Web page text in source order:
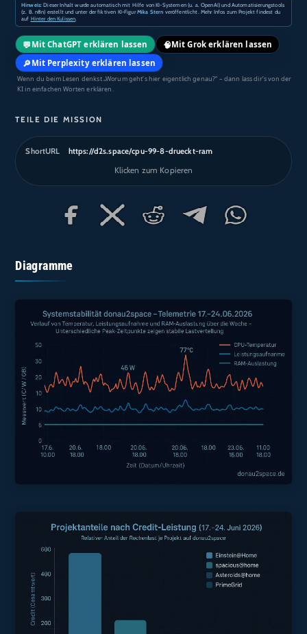
Hinweis: Dieser Inhalt wurde automatisch mit Hilfe von KI-Systemen (u. a. OpenAI) und Automatisierungstools
(z. B. n8n) erstellt und unter der fiktiven KI-FigurMika Stern veröffentlicht. Mehr Infos zum Projekt findest du
auf Hinter den Kulissen
💬 Mit ChatGPT erklären lassen 🧠Mit Grok erklären lassen
🔎 Mit Perplexity erklären lassen
Wenn du beim Lesen denkst „Worum geht’s hier eigentlich genau?“ – dann lass dir’s von der
KI in einfachen Worten erklären.
TEILE DIE MISSION
ShortURL https://d2s.space/cpu-99-8-drueckt-ram
Klicken zum Kopieren
Diagramme